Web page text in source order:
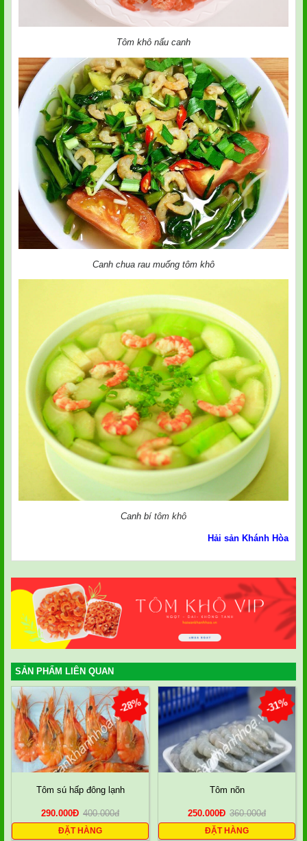
Tôm khô nấu canh
Canh chua rau muống tôm khô
Canh bí tôm khô
Hải sản Khánh Hòa
SẢN PHẨM LIÊN QUAN
-28%
Tôm sú hấp đông lạnh
290.000Đ 400.000đ
ĐẶT HÀNG
-31%
Tôm nõn
250.000Đ 360.000đ
ĐẶT HÀNG